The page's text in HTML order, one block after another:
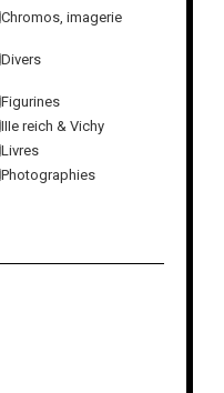
Chromos, imagerie
Divers
Figurines
IIIe reich & Vichy
Livres
Photographies